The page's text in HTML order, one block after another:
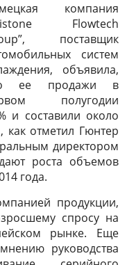
компания
Flowtech
поставщик
систем
объявила,
ее продажи в
полугодии
и составили около
отметил Гюнтер
директором
роста объемов
года.
продукции,
спросу на
рынке. Еще
руководства